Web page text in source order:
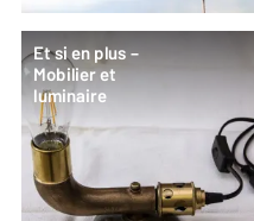
Et si en plus –
Mobilier et
luminaire